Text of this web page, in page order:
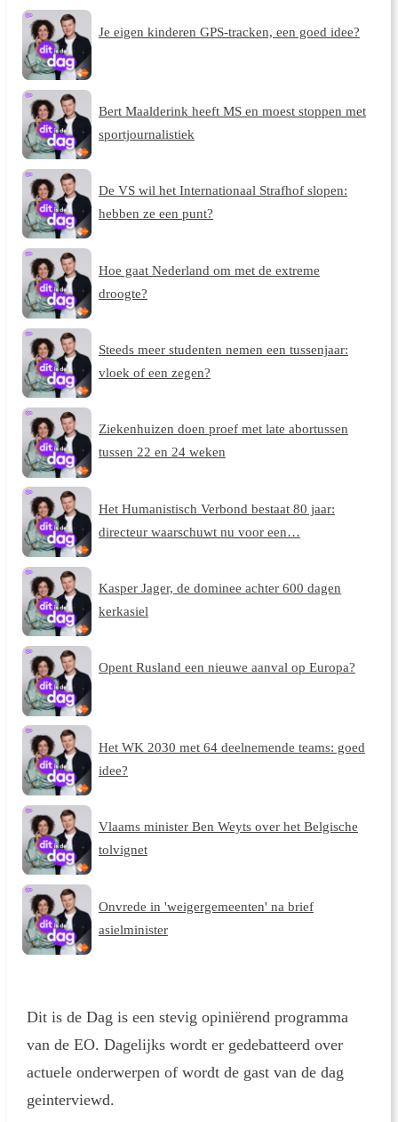
Je eigen kinderen GPS-tracken, een goed idee?
Bert Maalderink heeft MS en moest stoppen met
sportjournalistiek
De VS wil het Internationaal Strafhof slopen:
hebben ze een punt?
Hoe gaat Nederland om met de extreme
droogte?
Steeds meer studenten nemen een tussenjaar:
vloek of een zegen?
Ziekenhuizen doen proef met late abortussen
tussen 22 en 24 weken
Het Humanistisch Verbond bestaat 80 jaar:
directeur waarschuwt nu voor een…
Kasper Jager, de dominee achter 600 dagen
kerkasiel
Opent Rusland een nieuwe aanval op Europa?
Het WK 2030 met 64 deelnemende teams: goed
idee?
Vlaams minister Ben Weyts over het Belgische
tolvignet
Onvrede in 'weigergemeenten' na brief
asielminister
Dit is de Dag is een stevig opiniërend programma
van de EO. Dagelijks wordt er gedebatteerd over
actuele onderwerpen of wordt de gast van de dag
geinterviewd.